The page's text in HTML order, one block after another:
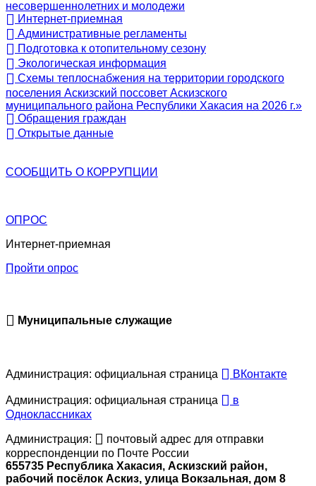
несовершеннолетних и молодежи
Интернет-приемная
Административные регламенты
Подготовка к отопительному сезону
Экологическая информация
Схемы теплоснабжения на территории городского
поселения Аскизский поссовет Аскизского
муниципального района Республики Хакасия на 2026 г.»
Обращения граждан
Открытые данные
СООБЩИТЬ О КОРРУПЦИИ
ОПРОС
Интернет-приемная
Пройти опрос
Муниципальные служащие
Администрация: официальная страница ВКонтакте
Администрация: официальная страница
в
Одноклассниках
Администрация:
почтовый адрес для отправки
корреспонденции по Почте России
655735 Республика Хакасия, Аскизский район,
рабочий посёлок Аскиз, улица Вокзальная, дом 8